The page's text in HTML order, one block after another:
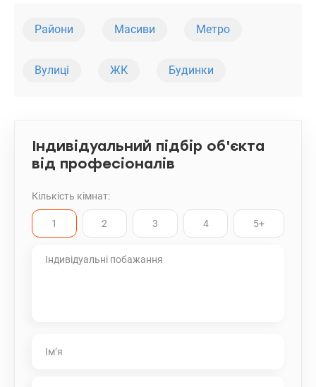
Райони Масиви Метро
Вулиці ЖК Будинки
Індивідуальний підбір об'єкта
від професіоналів
Кількість кімнат:
1 2 3 4 5+